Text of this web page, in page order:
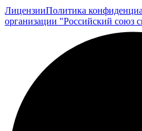
ЛицензииПолитика
организации "Российский союз